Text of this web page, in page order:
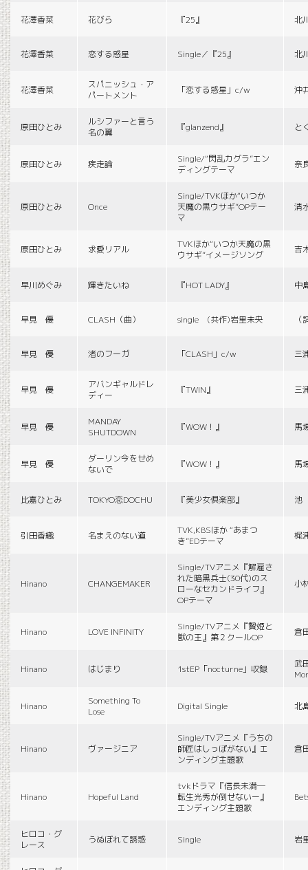
花澤香菜 花びら 『25』 北
花澤香菜 恋する惑星 Single／『25』 北
花澤香菜
スパニッシュ・ア
パートメント
「恋する惑星」c/w 沖
原田ひとみ
ルシファーと言う
名の翼
『glanzend』 と
原田ひとみ 疾走論
Single/“閃乱カグラ”エン
ディングテーマ
奈
原田ひとみ Once
Single/TVKほか“いつか
天魔の黒ウサギ”OPテー
マ
清
原田ひとみ 求愛リアル
TVKほか“いつか天魔の黒
ウサギ”イメージソング
吉
早川めぐみ 輝きたいね 『HOT LADY』 中
早見 優 CLASH（曲） single (共作)岩里未央
早見 優 渚のフーガ 「CLASH」c/w 三
早見 優
アバンギャルドレ
ディー
『TWIN』 三
早見 優
MANDAY
SHUTDOWN
『WOW！』 馬
早見 優
ダーリン今をせめ
ないで
『WOW！』 馬
比嘉ひとみ TOKYO恋DOCHU 『美少女倶楽部』 池
引田香織 名まえのない道
TVK,KBSほか “あまつ
き”EDテーマ
梶
Hinano CHANGEMAKER
Single/TVアニメ『解雇さ
れた暗黒兵士(30代)のス
ローなセカンドライフ』
OPテーマ
小
Hinano LOVE INFINITY
Single/TVアニメ『贄姫と
獣の王』第２クールOP
倉
Hinano はじまり 1stEP「nocturne」収録
武
Hinano
Something To
Lose
Digital Single 北
Hinano ヴァージニア
Single/TVアニメ『うちの
師匠はしっぽがない』エ
ンディング主題歌
倉
Hinano Hopeful Land
tvkドラマ『信長未満―
転生光秀が倒せないー』
エンディング主題歌
ヒロコ・グ
レース
うぬぼれて誘惑 Single 岩